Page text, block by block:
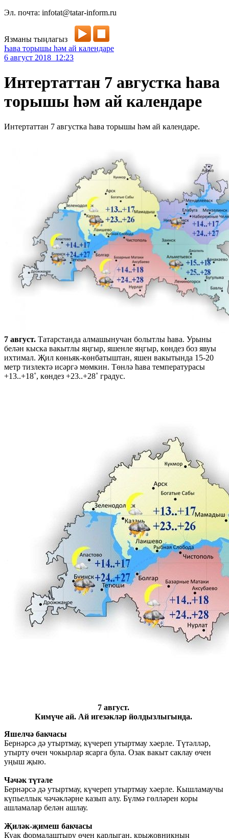
Эл. почта: infotat@tatar-inform.ru
Язманы тыңлагыз
Һава торышы һәм ай календаре
6 август 2018 12:23
Интертаттан 7 августка һава
торышы һәм ай календаре
Интертаттан 7 августка һава торышы һәм ай календаре.
7 август. Татарстанда алмашынучан болытлы һава. Урыны
белән кыска вакытлы яңгыр, яшенле яңгыр, көндез боз явуы
ихтимал. Җил көньяк-көнбатыштан, яшен вакытында 15-20
метр тизлектә исәргә мөмкин. Төнлә һава температурасы
+13..+18˚, көндез +23..+28˚ градус.
7 август.
Кимүче ай. Ай игезәкләр йолдызлыгында.
Яшелчә бакчасы
Бернәрсә дә утыртмау, күчереп утыртмау хәерле. Түтәлләр,
утырту өчен чокырлар ясарга була. Озак вакыт саклау өчен
уңыш җыю.
Чәчәк түтәле
Бернәрсә дә утыртмау, күчереп утыртмау хәерле. Кышламаучы
күпьеллык чәчәкләрне казып алу. Бүлмә гөлләрен коры
ашламалар белән ашлау.
Җиләк-җимеш бакчасы
Куак формалаштыру өчен карлыган, крыжовникның